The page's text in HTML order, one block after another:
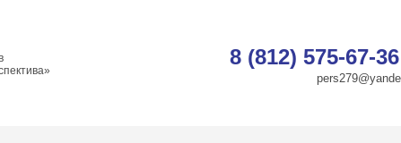
8 (812) 575-67-36